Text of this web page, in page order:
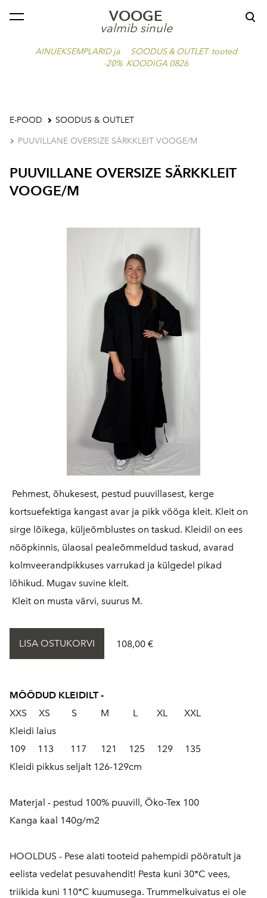
VOOGE
valmib sinule
AINUEKSEMPLARID ja SOODUS & OUTLET tooted
-20% KOODIGA 0826
lisati ostukorvi. Vaata ostukorvi
E-POOD SOODUS & OUTLET
PUUVILLANE OVERSIZE SÄRKKLEIT VOOGE/M
PUUVILLANE OVERSIZE SÄRKKLEIT
VOOGE/M
Pehmest, õhukesest, pestud puuvillasest, kerge
kortsuefektiga kangast avar ja pikk vööga kleit. Kleit on
sirge lõikega, küljeõmblustes on taskud. Kleidil on ees
nööpkinnis, ülaosal pealeõmmeldud taskud, avarad
kolmveerandpikkuses varrukad ja külgedel pikad
lõhikud. Mugav suvine kleit.
Kleit on musta värvi, suurus M.
LISA OSTUKORVI 108,00 €
MÕÕDUD KLEIDILT -
XXS XS S M L XL XXL
Kleidi laius
109 113 117 121 125 129 135
Kleidi pikkus seljalt 126-129cm
Materjal - pestud 100% puuvill, Öko-Tex 100
Kanga kaal 140g/m2
HOOLDUS - Pese alati tooteid pahempidi pööratult ja
eelista vedelat pesuvahendit! Pesta kuni 30*C vees,
triikida kuni 110*C kuumusega. Trummelkuivatus ei ole